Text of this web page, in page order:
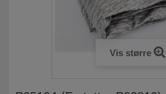
Vis større